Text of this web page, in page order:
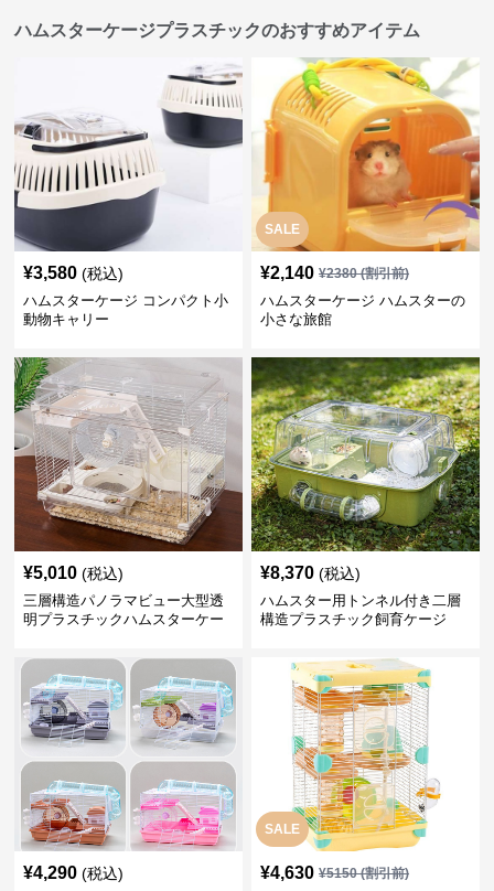
ハムスターケージプラスチックのおすすめアイテム
¥3,580 (税込)
ハムスターケージ コンパクト小
動物キャリー
SALE
¥2,140 ¥2380(割引前)
ハムスターケージ ハムスターの
小さな旅館
¥5,010 (税込)
三層構造パノラマビュー大型透
明プラスチックハムスターケー
¥8,370 (税込)
ハムスター用トンネル付き二層
構造プラスチック飼育ケージ
¥4,290 (税込)
SALE
¥4,630 ¥5150(割引前)